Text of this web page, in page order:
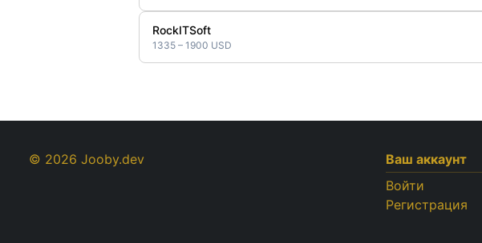
RockITSoft
1335 – 1900 USD
© 2026 Jooby.dev
Ваш аккаунт
Войти
Регистрация